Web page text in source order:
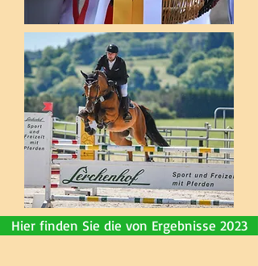
Hier finden Sie die von Ergebnisse 2023